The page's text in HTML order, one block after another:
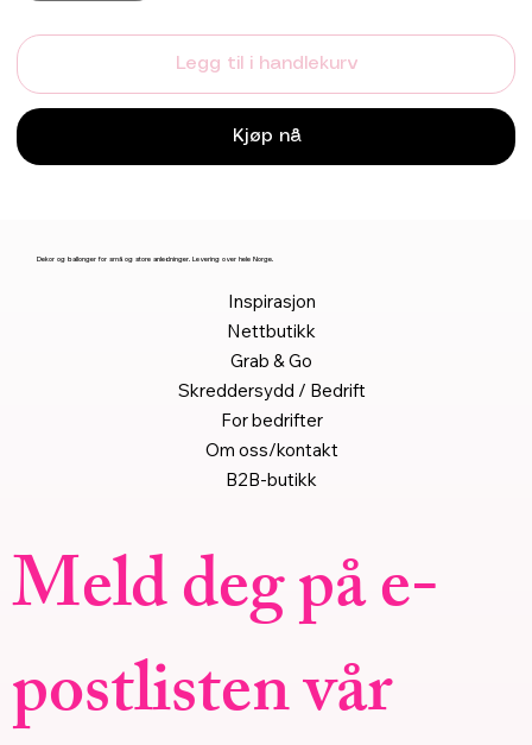
Legg til i handlekurv
Kjøp nå
Meld deg på e-
postlisten vår
Dekor og ballonger for små og store anledninger. Levering over hele Norge.
Inspirasjon
Nettbutikk
Grab & Go
Skreddersydd / Bedrift
For bedrifter
Om oss/kontakt
B2B-butikk